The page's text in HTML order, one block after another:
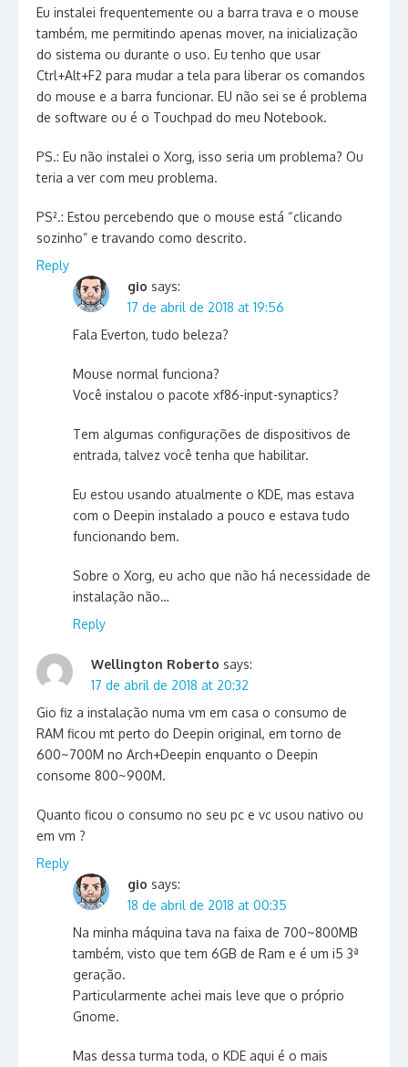
Eu instalei frequentemente ou a barra trava e o mouse
também, me permitindo apenas mover, na inicialização
do sistema ou durante o uso. Eu tenho que usar
Ctrl+Alt+F2 para mudar a tela para liberar os comandos
do mouse e a barra funcionar. EU não sei se é problema
de software ou é o Touchpad do meu Notebook.
PS.: Eu não instalei o Xorg, isso seria um problema? Ou
teria a ver com meu problema.
PS².: Estou percebendo que o mouse está “clicando
sozinho” e travando como descrito.
Reply
gio says:
17 de abril de 2018 at 19:56
Fala Everton, tudo beleza?
Mouse normal funciona?
Você instalou o pacote xf86-input-synaptics?
Tem algumas configurações de dispositivos de
entrada, talvez você tenha que habilitar.
Eu estou usando atualmente o KDE, mas estava
com o Deepin instalado a pouco e estava tudo
funcionando bem.
Sobre o Xorg, eu acho que não há necessidade de
instalação não…
Reply
Wellington Roberto says:
17 de abril de 2018 at 20:32
Gio fiz a instalação numa vm em casa o consumo de
RAM ficou mt perto do Deepin original, em torno de
600~700M no Arch+Deepin enquanto o Deepin
consome 800~900M.
Quanto ficou o consumo no seu pc e vc usou nativo ou
em vm ?
Reply
gio says:
18 de abril de 2018 at 00:35
Na minha máquina tava na faixa de 700~800MB
também, visto que tem 6GB de Ram e é um i5 3ª
geração.
Particularmente achei mais leve que o próprio
Gnome.
Mas dessa turma toda, o KDE aqui é o mais